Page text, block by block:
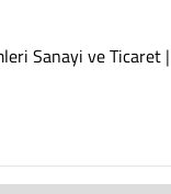
Sanayi ve Ticaret |